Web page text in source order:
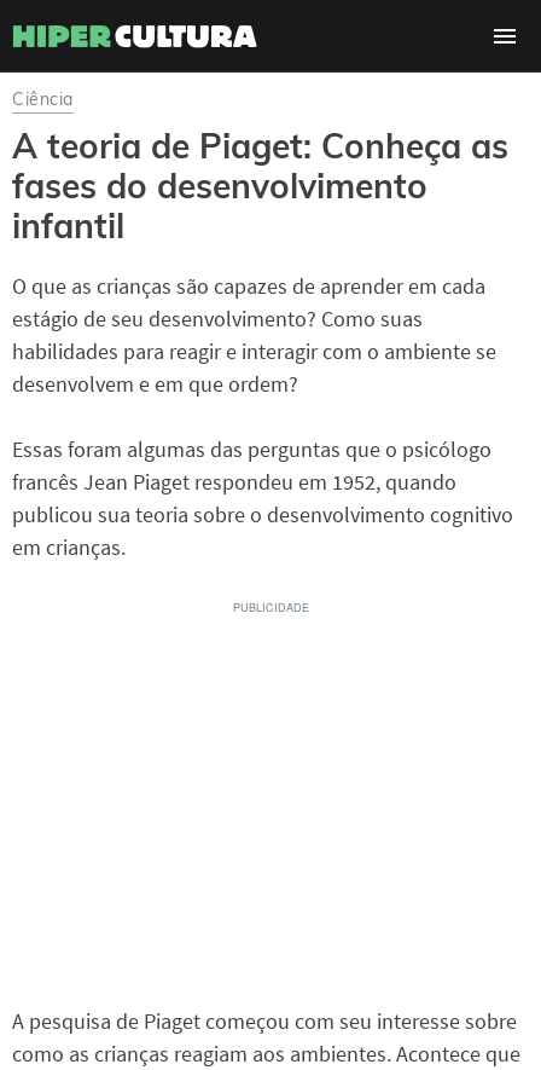
Ciência
A teoria de Piaget: Conheça as
fases do desenvolvimento
infantil
O que as crianças são capazes de aprender em cada
estágio de seu desenvolvimento? Como suas
habilidades para reagir e interagir com o ambiente se
desenvolvem e em que ordem?
Essas foram algumas das perguntas que o psicólogo
francês Jean Piaget respondeu em 1952, quando
publicou sua teoria sobre o desenvolvimento cognitivo
em crianças.
A pesquisa de Piaget começou com seu interesse sobre
como as crianças reagiam aos ambientes. Acontece que